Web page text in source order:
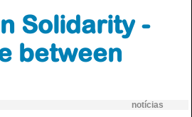
Solidarity -
between
notícias